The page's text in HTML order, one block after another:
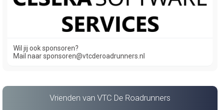
Wil jij ook sponsoren?
Mail naar sponsoren@vtcderoadrunners.nl
Vrienden van VTC De Roadrunners